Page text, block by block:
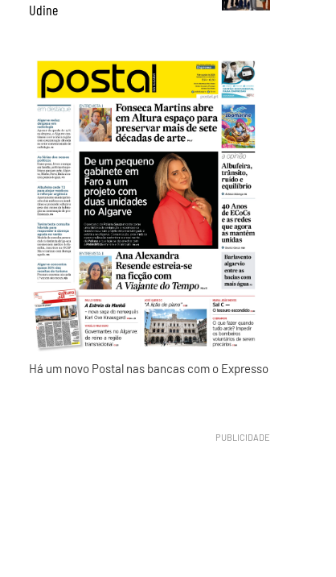
Udine
Há um novo Postal nas bancas com o Expresso